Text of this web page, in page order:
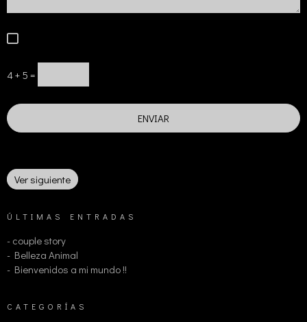
4 + 5 =
Ver siguiente
ÚLTIMAS ENTRADAS
- couple story
- Belleza Animal
- Bienvenidos a mi mundo !!
CATEGORÍAS